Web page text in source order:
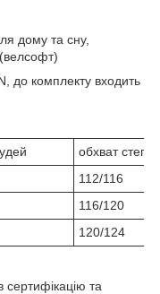
дому та сну,
до комплекту входить
обхват стегон
112/116
116/120
120/124
та